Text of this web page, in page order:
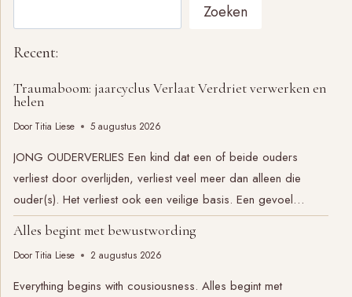
Zoeken
Recent:
Traumaboom: jaarcyclus Verlaat Verdriet verwerken en
helen
Door Titia Liese 5 augustus 2026
JONG OUDERVERLIES Een kind dat een of beide ouders
verliest door overlijden, verliest veel meer dan alleen die
ouder(s). Het verliest ook een veilige basis. Een gevoel…
Alles begint met bewustwording
Door Titia Liese 2 augustus 2026
Everything begins with cousiousness. Alles begint met